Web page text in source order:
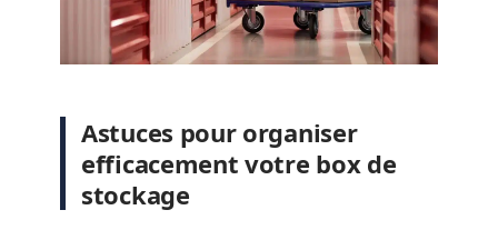
Astuces pour organiser
efficacement votre box de
stockage